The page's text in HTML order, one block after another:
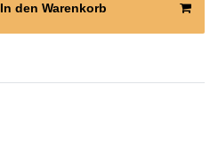
In den Warenkorb